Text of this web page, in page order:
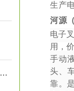
数字电子汽车衡的精度高与一致性好便于互换
生产
河源
电子
用，
手动
头、
靠。